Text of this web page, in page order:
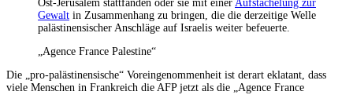
Ost-Jerusalem stattfanden oder sie mit einer Aufstachelung zur
Gewalt in Zusammenhang zu bringen, die die derzeitige Welle
palästinensischer Anschläge auf Israelis weiter befeuerte.
„Agence France Palestine“
Die „pro-palästinensische“ Voreingenommenheit ist derart eklatant, dass
viele Menschen in Frankreich die AFP jetzt als die „Agence France